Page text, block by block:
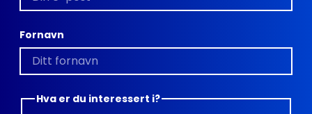
Fornavn
Hva er du interessert i?